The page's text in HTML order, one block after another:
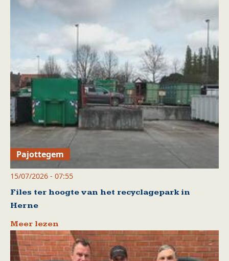
Pajottegem
15/07/2026 - 07:55
Files ter hoogte van het recyclagepark in
Herne
Meer lezen